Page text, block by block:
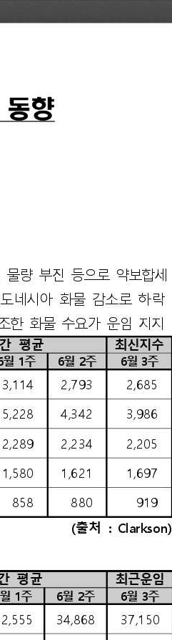
동향
물량 부진 등으로 약보합세
네시아 화물 감소로 하락
한 화물 수요가 운임 지지
평균
최신지수
월 1주 6월 2주 6월 3주
3,114 2,793
2,685
5,228 4,342
3,986
2,289 2,234
2,205
1,580 1,621
1,697
858 880
919
(출처 : Clarkson)
평균
최근운임
1주 6월 2주 6월 3주
34,868
37,150